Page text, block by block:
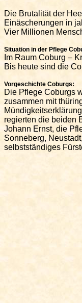
Die Brutalität der
Einäscherungen in
Vier Millionen
Situation in der Pflege
Im Raum Coburg –
Bis heute sind die
Vorgeschichte Coburgs:
Die Pflege Coburgs
zusammen mit
regierten die beiden
Johann Ernst, die
Sonneberg,
selbstständiges